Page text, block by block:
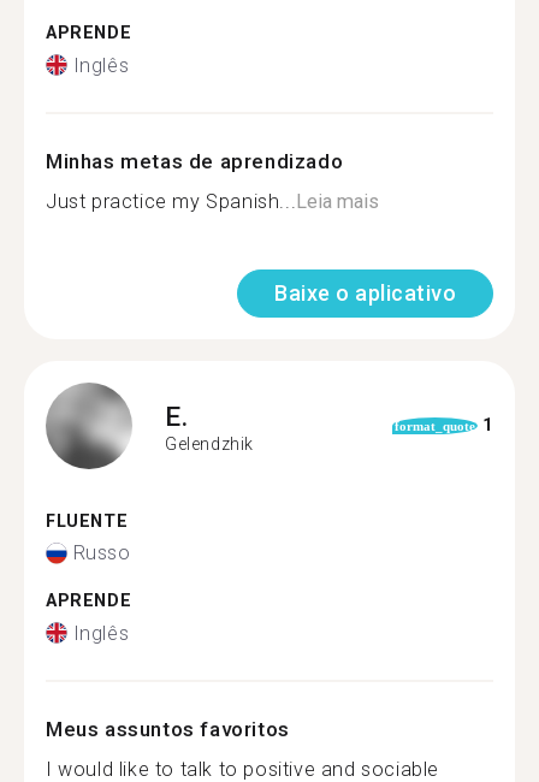
APRENDE
Inglês
Minhas metas de aprendizado
Just practice my Spanish... Leia mais
Baixe o aplicativo
E.
Gelendzhik
format_quote 1
FLUENTE
Russo
APRENDE
Inglês
Meus assuntos favoritos
I would like to talk to positive and sociable